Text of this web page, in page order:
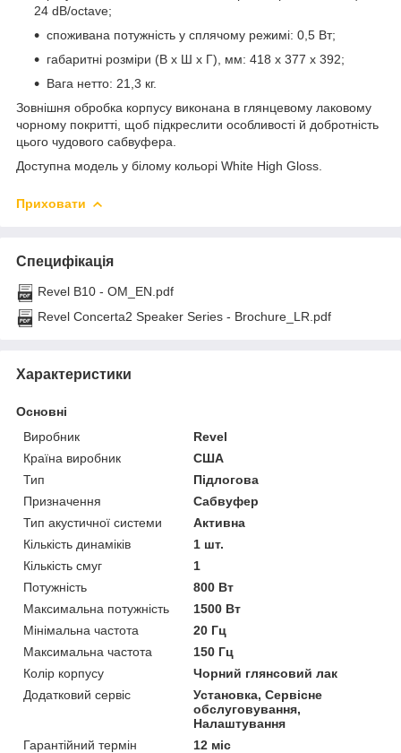
24 dB/octave;
споживана потужність у сплячому режимі: 0,5 Вт;
габаритні розміри (В х Ш х Г), мм: 418 х 377 х 392;
Вага нетто: 21,3 кг.
Зовнішня обробка корпусу виконана в глянцевому лаковому
чорному покритті, щоб підкреслити особливості й добротність
цього чудового сабвуфера.
Доступна модель у білому кольорі White High Gloss.
Приховати
Специфікація
Revel B10 - OM_EN.pdf
Revel Concerta2 Speaker Series - Brochure_LR.pdf
Характеристики
Основні
Виробник
Revel
Країна виробник
США
Тип
Підлогова
Призначення
Сабвуфер
Тип акустичної системи
Активна
Кількість динаміків
1 шт.
Кількість смуг
1
Потужність
800 Вт
Максимальна потужність
1500 Вт
Мінімальна частота
20 Гц
Максимальна частота
150 Гц
Колір корпусу
Чорний глянсовий лак
Додатковий сервіс
Установка, Сервісне
обслуговування,
Налаштування
Гарантійний термін
12 міс